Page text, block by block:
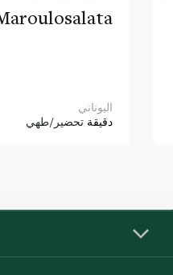
اليوناني
دقيقة تحضير/طهي